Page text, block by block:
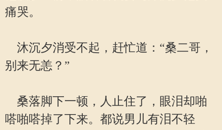
痛哭。
沐沉夕消受不起，赶忙道：“桑二哥，
别来无恙？”
桑落脚下一顿，人止住了，眼泪却啪
嗒啪嗒掉了下来。都说男儿有泪不轻